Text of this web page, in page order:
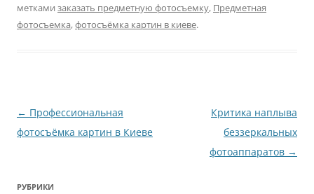
метками заказать предметную фотосъемку, Предметная
фотосъемка,фотосъёмка картин в киеве.
Навигация
по
← Профессиональная
фотосъёмка картин в Киеве
Критика наплыва
беззеркальных
фотоаппаратов →
РУБРИКИ